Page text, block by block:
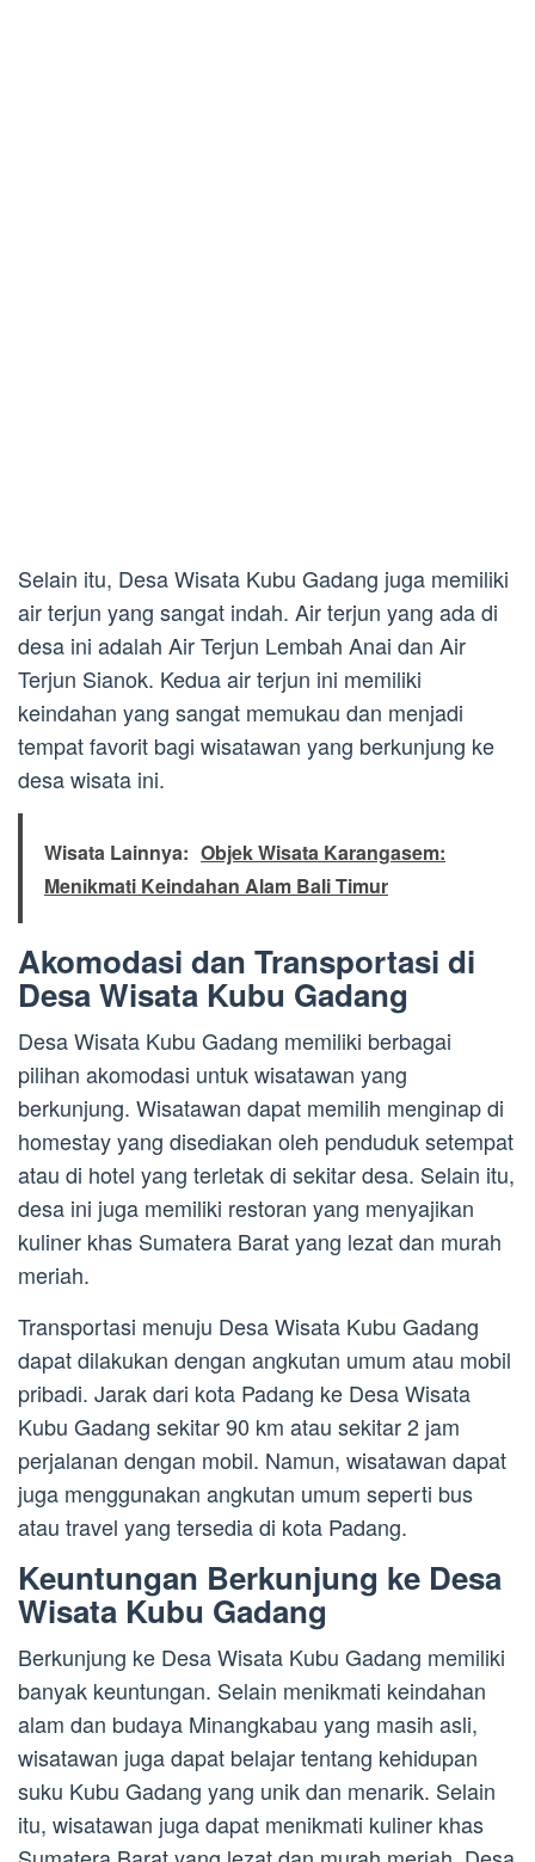
Selain itu, Desa Wisata Kubu Gadang juga memiliki
air terjun yang sangat indah. Air terjun yang ada di
desa ini adalah Air Terjun Lembah Anai dan Air
Terjun Sianok. Kedua air terjun ini memiliki
keindahan yang sangat memukau dan menjadi
tempat favorit bagi wisatawan yang berkunjung ke
desa wisata ini.
Wisata Lainnya: Objek Wisata Karangasem:
Menikmati Keindahan Alam Bali Timur
Akomodasi dan Transportasi di
Desa Wisata Kubu Gadang
Desa Wisata Kubu Gadang memiliki berbagai
pilihan akomodasi untuk wisatawan yang
berkunjung. Wisatawan dapat memilih menginap di
homestay yang disediakan oleh penduduk setempat
atau di hotel yang terletak di sekitar desa. Selain itu,
desa ini juga memiliki restoran yang menyajikan
kuliner khas Sumatera Barat yang lezat dan murah
meriah.
Transportasi menuju Desa Wisata Kubu Gadang
dapat dilakukan dengan angkutan umum atau mobil
pribadi. Jarak dari kota Padang ke Desa Wisata
Kubu Gadang sekitar 90 km atau sekitar 2 jam
perjalanan dengan mobil. Namun, wisatawan dapat
juga menggunakan angkutan umum seperti bus
atau travel yang tersedia di kota Padang.
Keuntungan Berkunjung ke Desa
Wisata Kubu Gadang
Berkunjung ke Desa Wisata Kubu Gadang memiliki
banyak keuntungan. Selain menikmati keindahan
alam dan budaya Minangkabau yang masih asli,
wisatawan juga dapat belajar tentang kehidupan
suku Kubu Gadang yang unik dan menarik. Selain
itu, wisatawan juga dapat menikmati kuliner khas